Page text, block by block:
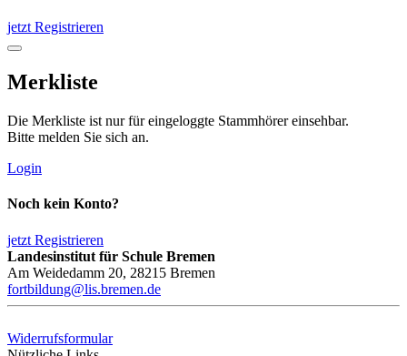
jetzt Registrieren
Merkliste
Die Merkliste ist nur für eingeloggte Stammhörer einsehbar.
Bitte melden Sie sich an.
Login
Noch kein Konto?
jetzt Registrieren
Landesinstitut für Schule Bremen
Am Weidedamm 20, 28215 Bremen
fortbildung@lis.bremen.de
Widerrufsformular